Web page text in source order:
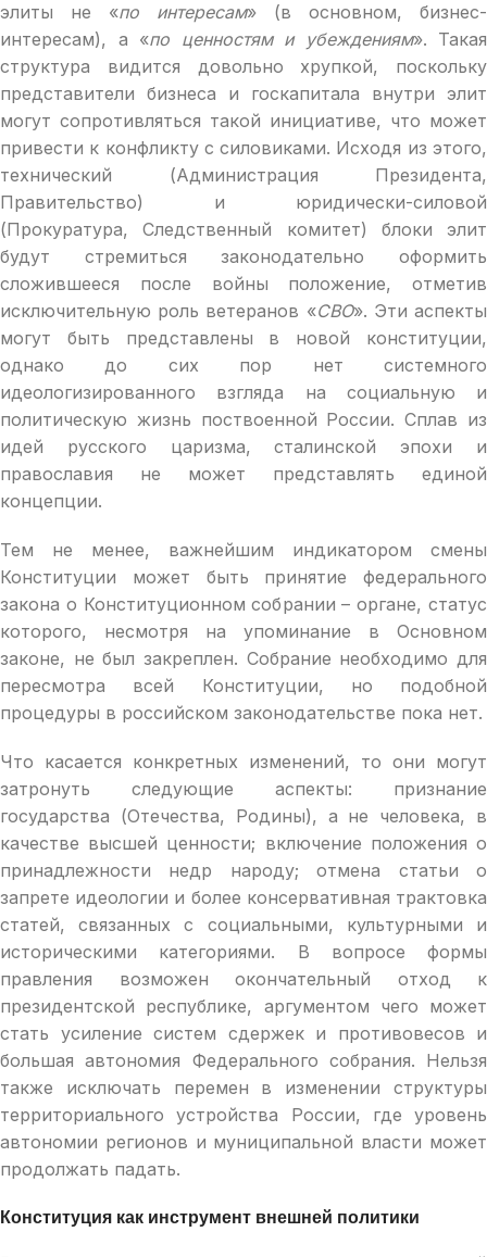
элиты не «по интересам» (в основном, бизнес-
интересам), а «по ценностям и убеждениям». Такая
структура видится довольно хрупкой, поскольку
представители бизнеса и госкапитала внутри элит
могут сопротивляться такой инициативе, что может
привести к конфликту с силовиками. Исходя из этого,
технический (Администрация Президента,
Правительство) и юридически-силовой
(Прокуратура, Следственный комитет) блоки элит
будут стремиться законодательно оформить
сложившееся после войны положение, отметив
исключительную роль ветеранов «СВО». Эти аспекты
могут быть представлены в новой конституции,
однако до сих пор нет системного
идеологизированного взгляда на социальную и
политическую жизнь поствоенной России. Сплав из
идей русского царизма, сталинской эпохи и
православия не может представлять единой
концепции.
Тем не менее, важнейшим индикатором смены
Конституции может быть принятие федерального
закона о Конституционном собрании – органе, статус
которого, несмотря на упоминание в Основном
законе, не был закреплен. Собрание необходимо для
пересмотра всей Конституции, но подобной
процедуры в российском законодательстве пока нет.
Что касается конкретных изменений, то они могут
затронуть следующие аспекты: признание
государства (Отечества, Родины), а не человека, в
качестве высшей ценности; включение положения о
принадлежности недр народу; отмена статьи о
запрете идеологии и более консервативная трактовка
статей, связанных с социальными, культурными и
историческими категориями. В вопросе формы
правления возможен окончательный отход к
президентской республике, аргументом чего может
стать усиление систем сдержек и противовесов и
большая автономия Федерального собрания. Нельзя
также исключать перемен в изменении структуры
территориального устройства России, где уровень
автономии регионов и муниципальной власти может
продолжать падать.
Конституция как инструмент внешней политики